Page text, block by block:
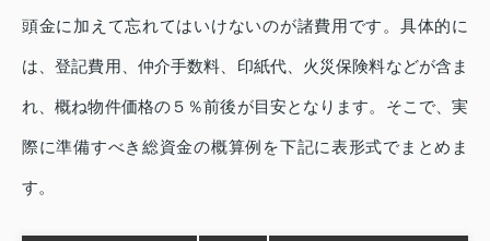
頭金に加えて忘れてはいけないのが諸費用です。具体的に
は、登記費用、仲介手数料、印紙代、火災保険料などが含ま
れ、概ね物件価格の５％前後が目安となります。そこで、実
際に準備すべき総資金の概算例を下記に表形式でまとめま
す。